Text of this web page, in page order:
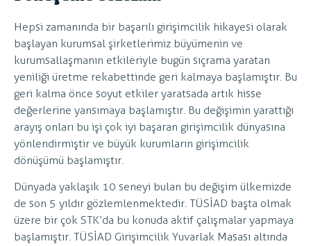
Hepsi zamanında bir başarılı girişimcilik hikayesi olarak
başlayan kurumsal şirketlerimiz büyümenin ve
kurumsallaşmanın etkileriyle bugün sıçrama yaratan
yeniliği üretme rekabettinde geri kalmaya başlamıştır. Bu
geri kalma önce soyut etkiler yaratsada artık hisse
değerlerine yansımaya başlamıştır. Bu değişimin yarattığı
arayış onları bu işi çok iyi başaran girişimcilik dünyasına
yönlendirmiştir ve büyük kurumların girişimcilik
dönüşümü başlamıştır.
Dünyada yaklaşık 10 seneyi bulan bu değişim ülkemizde
de son 5 yıldır gözlemlenmektedir. TÜSİAD başta olmak
üzere bir çok STK’da bu konuda aktif çalışmalar yapmaya
başlamıştır. TÜSİAD Girişimcilik Yuvarlak Masası altında